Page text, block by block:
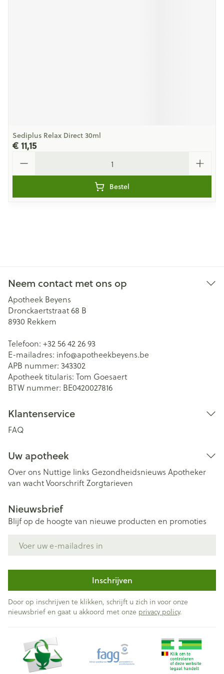
Sediplus Relax Direct 30ml
€ 11,15
Bestel
Neem contact met ons op
Apotheek Beyens
Dronckaertstraat 68 B
8930 Rekkem
Telefoon: +32 56 42 26 93
E-mailadres: info@apotheekbeyens.be
APB nummer: 343302
Apotheek titularis: Tom Goesaert
BTW nummer: BE0420027816
Klantenservice
FAQ
Uw apotheek
Over ons Nuttige links Gezondheidsnieuws Apotheker
van wachtVoorschriftZorgtarieven
Nieuwsbrief
Blijf op de hoogte van nieuwe producten en promoties
Inschrijven
Door op inschrijven te klikken, schrijft u zich in voor onze
nieuwsbrief en gaat u akkoord met onze privacy policy.